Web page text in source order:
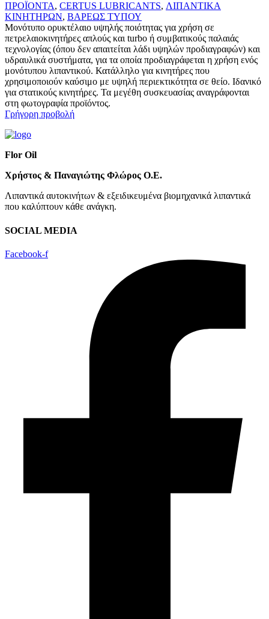
ΠΡΟΪΟΝΤΑ, CERTUS LUBRICANTS, ΛΙΠΑΝΤΙΚΑ
ΚΙΝΗΤΗΡΩΝ, ΒΑΡΕΩΣ ΤΥΠΟΥ
Μονότυπο ορυκτέλαιο υψηλής ποιότητας για χρήση σε
πετρελαιοκινητήρες απλούς και turbo ή συμβατικούς παλαιάς
τεχνολογίας (όπου δεν απαιτείται λάδι υψηλών προδιαγραφών) και
υδραυλικά συστήματα, για τα οποία προδιαγράφεται η χρήση ενός
μονότυπου λιπαντικού. Κατάλληλο για κινητήρες που
χρησιμοποιούν καύσιμο με υψηλή περιεκτικότητα σε θείο. Ιδανικό
για στατικούς κινητήρες. Τα μεγέθη συσκευασίας αναγράφονται
στη φωτογραφία προϊόντος.
Γρήγορη προβολή
Flor Oil
Χρήστος & Παναγιώτης Φλώρος Ο.Ε.
Λιπαντικά αυτοκινήτων & εξειδικευμένα βιομηχανικά λιπαντικά
που καλύπτουν κάθε ανάγκη.
SOCIAL MEDIA
Facebook-f